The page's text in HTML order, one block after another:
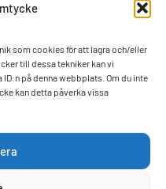
som cookies för att lagra och/eller
till dessa tekniker kan vi
på denna webbplats. Om du inte
kan detta påverka vissa